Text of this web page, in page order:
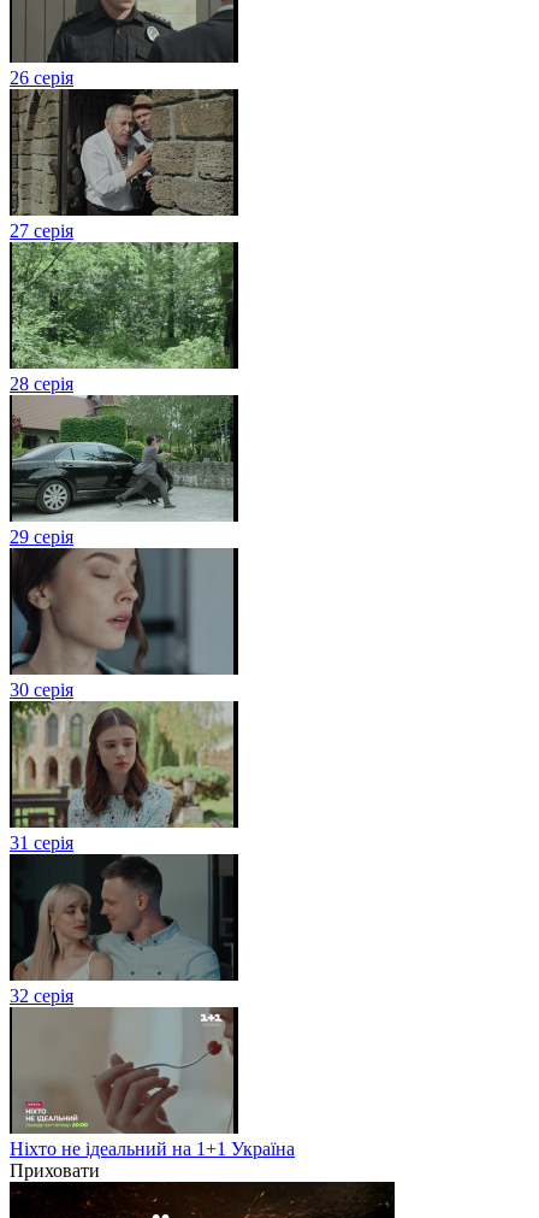
26 серія
27 серія
28 серія
29 серія
30 серія
31 серія
32 серія
Ніхто не ідеальний на 1+1 Україна
Приховати